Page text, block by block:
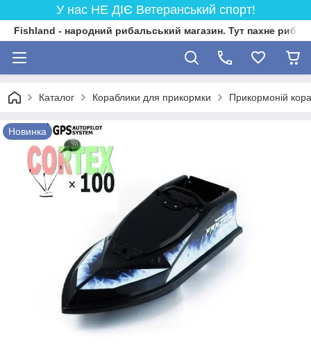
У нас НЕ ДІЄ Ветеранський спорт!
Fishland - народний рибальський магазин. Тут пахне
Каталог Кораблики для прикормки Прикормоній
Новинка